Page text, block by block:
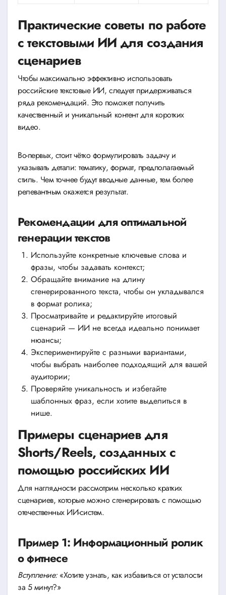
Практические советы по работе
с текстовыми ИИ для создания
сценариев
Чтобы максимально эффективно использовать
российские текстовые ИИ, следует придерживаться
ряда рекомендаций. Это поможет получить
качественный и уникальный контент для коротких
видео.
Во-первых, стоит чётко формулировать задачу и
указывать детали: тематику, формат, предполагаемый
стиль. Чем точнее будут вводные данные, тем более
релевантным окажется результат.
Рекомендации для оптимальной
генерации текстов
Используйте конкретные ключевые слова и
фразы, чтобы задавать контекст;
Обращайте внимание на длину
сгенерированного текста, чтобы он укладывался
в формат ролика;
Просматривайте и редактируйте итоговый
сценарий — ИИ не всегда идеально понимает
нюансы;
Экспериментируйте с разными вариантами,
чтобы выбрать наиболее подходящий для вашей
аудитории;
Проверяйте уникальность и избегайте
шаблонных фраз, если хотите выделиться в
нише.
Примеры сценариев для
Shorts/Reels, созданных с
помощью российских ИИ
Для наглядности рассмотрим несколько кратких
сценариев, которые можно сгенерировать с помощью
отечественных ИИ-систем.
Пример 1: Информационный ролик
о фитнесе
Вступление:«Хотите узнать, как избавиться от усталости
за 5 минут?»